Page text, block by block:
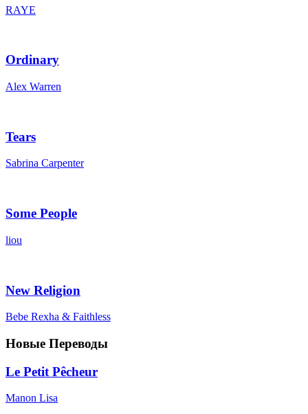
RAYE
Ordinary
Alex Warren
Tears
Sabrina Carpenter
Some People
liou
New Religion
Bebe Rexha & Faithless
Новые Переводы
Le Petit Pêcheur
Manon Lisa